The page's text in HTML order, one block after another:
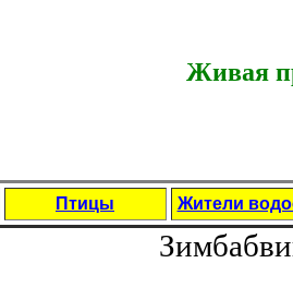
Живая
Птицы Жители